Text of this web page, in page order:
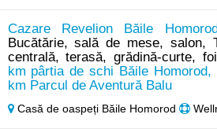
Cazare Revelion Băile
Bucătărie, sală de mese, salon,
centrală, terasă, grădină-curte,
km pârtia de schi Băile
km Parcul de Aventură Balu
Casă de oaspeți Băile Homorod